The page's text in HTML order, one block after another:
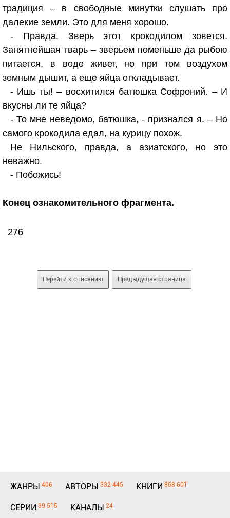
традиция – в свободные минутки слушать про
далекие земли. Это для меня хорошо.
- Правда. Зверь этот крокодилом зовется.
Занятнейшая тварь – зверьем поменьше да рыбою
питается, в воде живет, но при том воздухом
земным дышит, а еще яйца откладывает.
- Ишь ты! – восхитился батюшка Софроний. – И
вкусны ли те яйца?
- То мне неведомо, батюшка, - признался я. – Но
самого крокодила едал, на курицу похож.
Не Нильского, правда, а азиатского, но это
неважно.
- Побожись!
Конец ознакомительного фрагмента.
276
Перейти к описанию Предыдущая страница
ЖАНРЫ 406 АВТОРЫ 332 445 КНИГИ 858 601
СЕРИИ 39 515 КАНАЛЫ 24